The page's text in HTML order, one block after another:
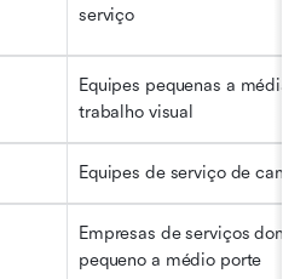
serviço
Equipes pequenas a
trabalho visual
Equipes de serviço de
Empresas de serviços
pequeno a médio porte